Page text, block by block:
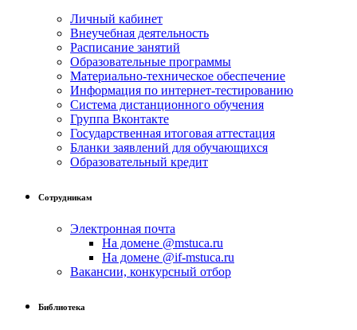
Личный кабинет
Внеучебная деятельность
Расписание занятий
Образовательные программы
Материально-техническое обеспечение
Информация по интернет-тестированию
Система дистанционного обучения
Группа Вконтакте
Государственная итоговая аттестация
Бланки заявлений для обучающихся
Образовательный кредит
Сотрудникам
Электронная почта
На домене @mstuca.ru
На домене @if-mstuca.ru
Вакансии, конкурсный отбор
Библиотека